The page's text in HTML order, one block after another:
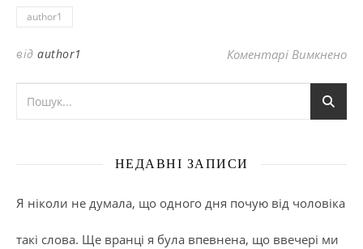
author1
від author1 Коментарі Вимкненодо
НЕДАВНІ ЗАПИСИ
Я ніколи не думала, що одного дня почую від чоловіка
такі слова. Ще вранці я була впевнена, що ввечері ми